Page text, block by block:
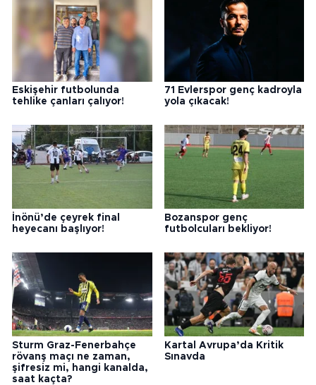
Eskişehir futbolunda
tehlike çanları çalıyor!
71 Evlerspor genç kadroyla
yola çıkacak!
İnönü’de çeyrek final
heyecanı başlıyor!
Bozanspor genç
futbolcuları bekliyor!
Sturm Graz-Fenerbahçe
rövanş maçı ne zaman,
şifresiz mi, hangi kanalda,
saat kaçta?
Kartal Avrupa’da Kritik
Sınavda